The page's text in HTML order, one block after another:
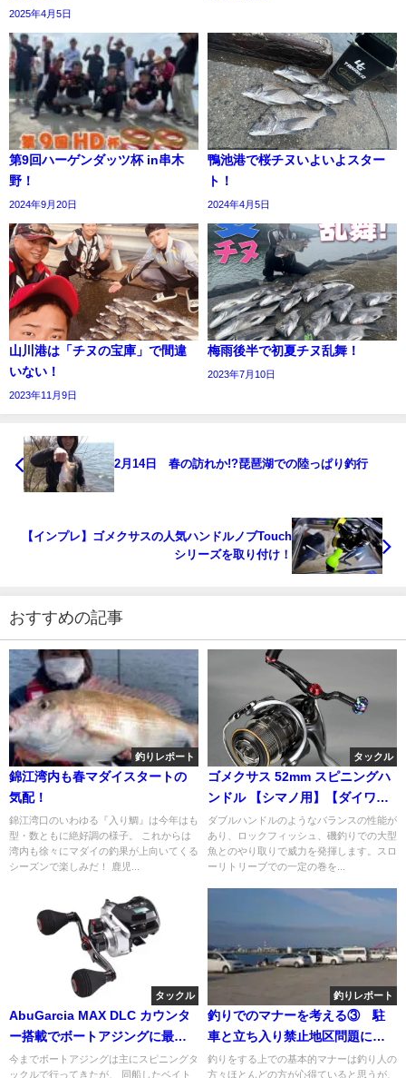
2025年4月5日
第9回ハーゲンダッツ杯 in串木
野！
2024年9月20日
鴨池港で桜チヌいよいよスター
ト！
2024年4月5日
山川港は「チヌの宝庫」で間違
いない！
2023年11月9日
梅雨後半で初夏チヌ乱舞！
2023年7月10日
2月14日 春の訪れか!?琵琶湖での陸っぱり釣行
【インプレ】ゴメクサスの人気ハンドルノブTouch
シリーズを取り付け！
おすすめの記事
釣りレポート
錦江湾内も春マダイスタートの
気配！
錦江湾口のいわゆる『入り鯛』は今年はも
型・数ともに絶好調の様子。 これからは
湾内も徐々にマダイの釣果が上向いてくる
シーズンで楽しみだ！ 鹿児...
タックル
ゴメクサス 52mm スピニングハ
ンドル 【シマノ用】【ダイワ
用】 超々ジュラルミン材質 ウェ
イト付き
ダブルハンドルのようなバランスの性能が
あり、ロックフィッシュ、磯釣りでの大型
魚とのやり取りで威力を発揮します。スロ
ーリトリーブでの一定の巻を...
タックル
AbuGarcia MAX DLC カウンタ
ー搭載でボートアジングに最
適！
今までボートアジングは主にスピニングタ
ックルで行ってきたが、 同船したベイト
釣りレポート
釣りでのマナーを考える③ 駐
車と立ち入り禁止地区問題につ
いて
釣りをする上での基本的マナーは釣り人の
方々ほとんどの方が心得ていると思うが、